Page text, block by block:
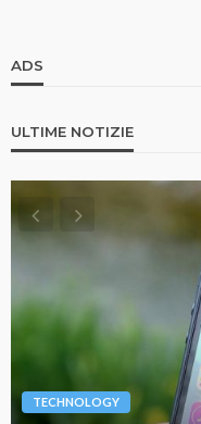
ADS
ULTIME NOTIZIE
TECHNOLOGY